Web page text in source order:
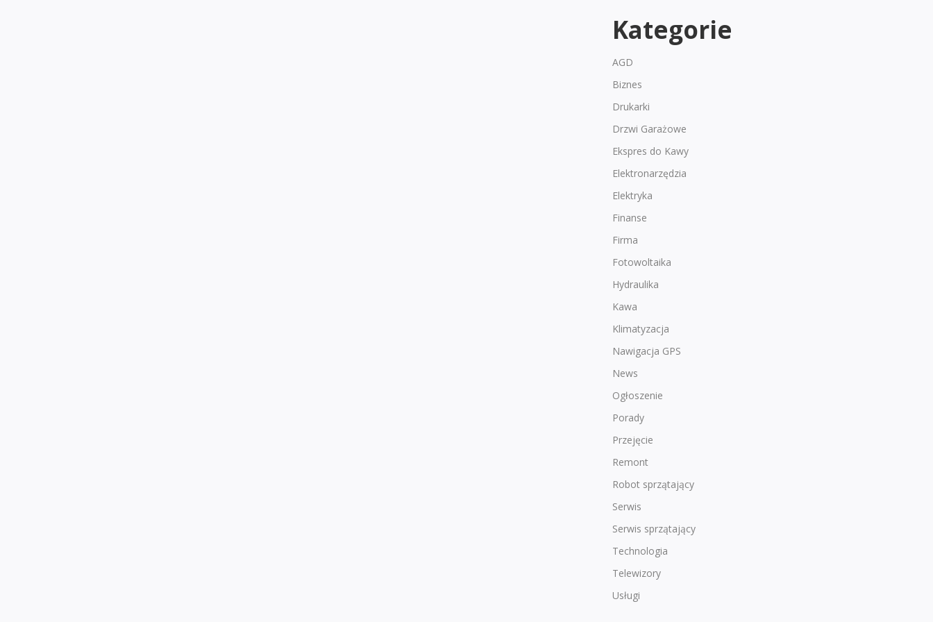
Kategorie
AGD
Biznes
Drukarki
Drzwi Garażowe
Ekspres do Kawy
Elektronarzędzia
Elektryka
Finanse
Firma
Fotowoltaika
Hydraulika
Kawa
Klimatyzacja
Nawigacja GPS
News
Ogłoszenie
Porady
Przejęcie
Remont
Robot sprzątający
Serwis
Serwis sprzątający
Technologia
Telewizory
Usługi